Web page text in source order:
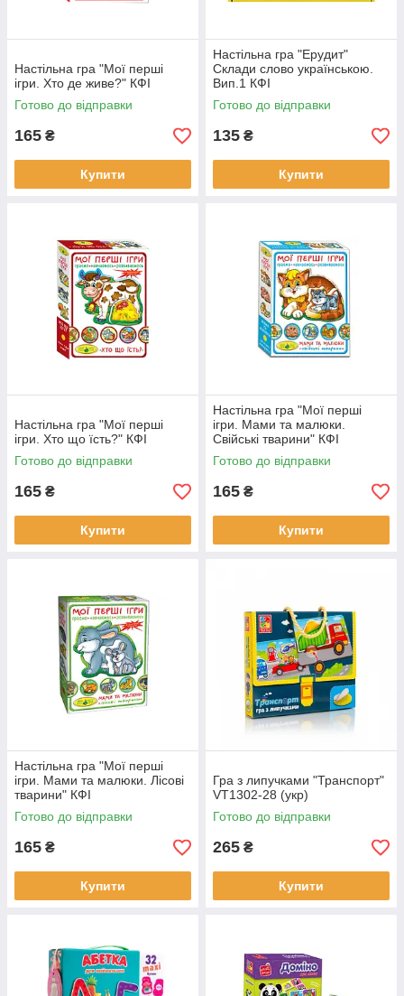
Настільна гра "Мої перші
ігри. Хто де живе?" КФІ
Готово до відправки
165 ₴
Купити
Настільна гра "Ерудит"
Склади слово українською.
Вип.1 КФІ
Готово до відправки
135 ₴
Купити
Настільна гра "Мої перші
ігри. Хто що їсть?" КФІ
Готово до відправки
165 ₴
Купити
Настільна гра "Мої перші
ігри. Мами та малюки.
Свійські тварини" КФІ
Готово до відправки
165 ₴
Купити
Настільна гра "Мої перші
ігри. Мами та малюки. Лісові
тварини" КФІ
Готово до відправки
165 ₴
Купити
Гра з липучками "Транспорт"
VT1302-28 (укр)
Готово до відправки
265 ₴
Купити